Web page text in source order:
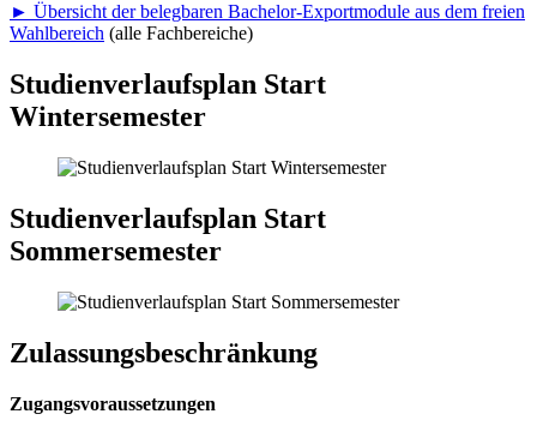
► Übersicht der belegbaren Bachelor-Exportmodule aus dem freien
Wahlbereich (alle Fachbereiche)
Studienverlaufsplan Start
Wintersemester
Studienverlaufsplan Start
Sommersemester
Zulassungsbeschränkung
Zugangsvoraussetzungen